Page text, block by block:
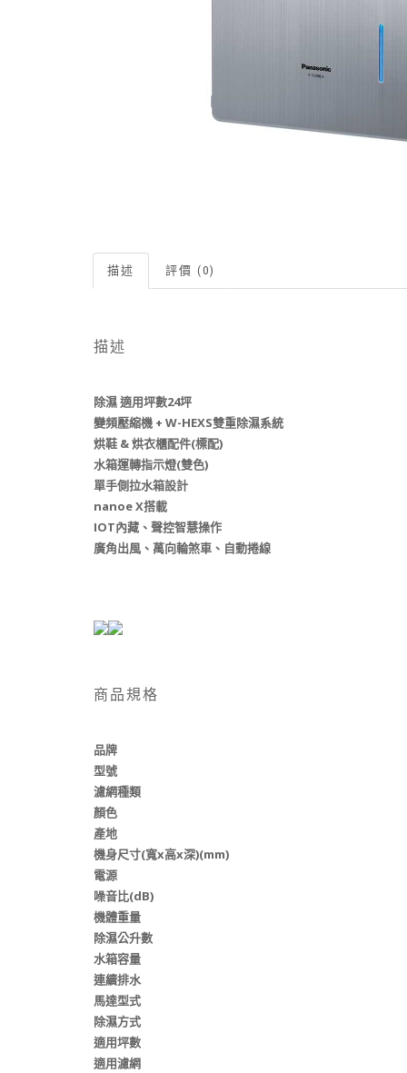
描述 評價 (0)
描述
除濕 適用坪數24坪
變頻壓縮機 + W-HEXS雙重除濕系統
烘鞋 & 烘衣櫃配件(標配)
水箱運轉指示燈(雙色)
單手側拉水箱設計
nanoe X搭載
IOT內藏、聲控智慧操作
廣角出風、萬向輪煞車、自動捲線
商品規格
品牌
型號
濾網種類
顏色
產地
機身尺寸(寬x高x深)(mm)
電源
噪音比(dB)
機體重量
除濕公升數
水箱容量
連續排水
馬達型式
除濕方式
適用坪數
適用濾網